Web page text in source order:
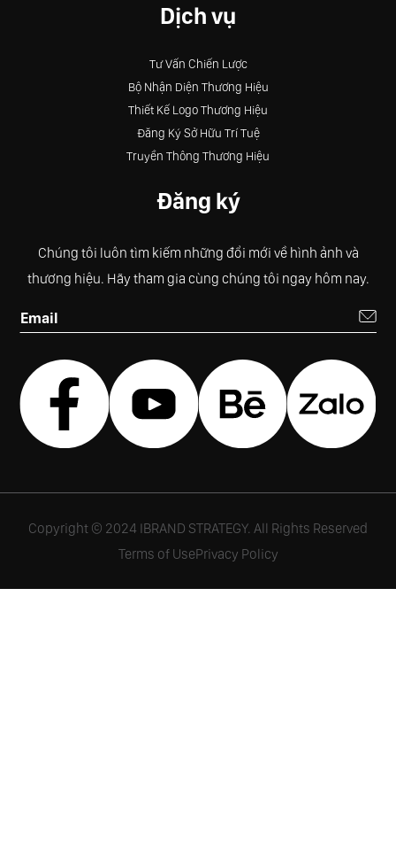
Dịch vụ
Tư Vấn Chiến Lược
Bộ Nhận Diện Thương Hiệu
Thiết Kế Logo Thương Hiệu
Đăng Ký Sở Hữu Trí Tuệ
Truyền Thông Thương Hiệu
Đăng ký
Chúng tôi luôn tìm kiếm những đổi mới về hình ảnh và
thương hiệu. Hãy tham gia cùng chúng tôi ngay hôm nay.
Copyright © 2024 IBRAND STRATEGY. All Rights Reserved
Terms of UsePrivacy Policy